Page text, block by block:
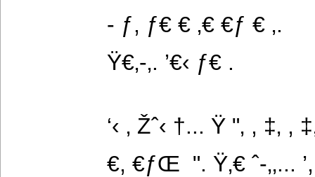
- ƒ, ƒ€ € ‚€ €ƒ € ‚.
Ÿ€‚-‚. ’€‹ ƒ€ .
‘‹ ‚ Žˆ‹ †... Ÿ "‚ , ‡‚ ,
€, €ƒŒ  ". Ÿ‚€ ˆ-‚‚... ’,